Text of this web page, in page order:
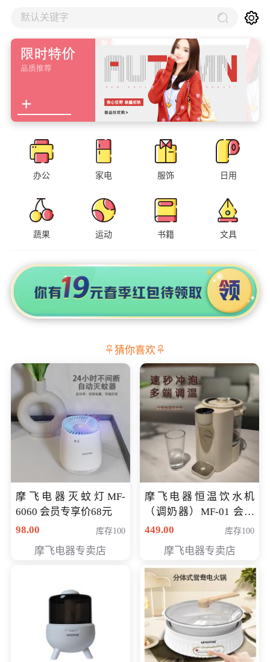
默认关键字
办公 家电 服饰 日用
蔬果 运动 书籍 文具
猜你喜欢
摩飞电器灭蚊灯MF-
6060 会员专享价68元
98.00
库存100
摩飞电器专卖店
摩飞电器恒温饮水机
（调奶器）MF-01 会员
专享价366元
449.00 库存100
摩飞电器专卖店